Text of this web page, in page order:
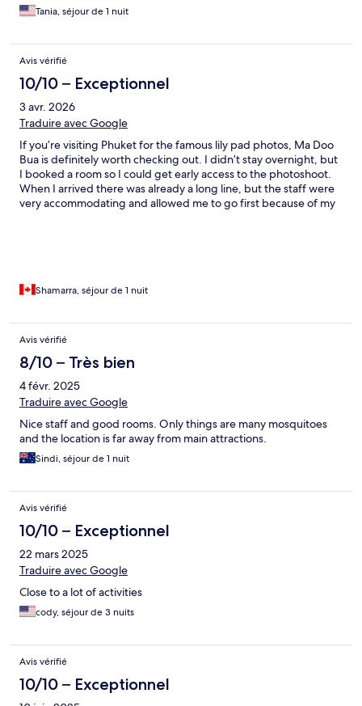
Tania, séjour de 1 nuit
Avis vérifié
10/10 – Exceptionnel
3 avr. 2026
Traduire avec Google
If you’re visiting Phuket for the famous lily pad photos, Ma Doo
Bua is definitely worth checking out. I didn’t stay overnight, but
I booked a room so I could get early access to the photoshoot.
When I arrived there was already a long line, but the staff were
very accommodating and allowed me to go first because of my
excellent.
Shamarra, séjour de 1 nuit
Avis vérifié
8/10 – Très bien
4 févr. 2025
Traduire avec Google
Nice staff and good rooms. Only things are many mosquitoes
and the location is far away from main attractions.
Sindi, séjour de 1 nuit
Avis vérifié
10/10 – Exceptionnel
22 mars 2025
Traduire avec Google
Close to a lot of activities
cody, séjour de 3 nuits
Avis vérifié
10/10 – Exceptionnel